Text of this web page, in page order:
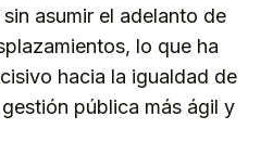
asumir el adelanto de
lo que ha
hacia la igualdad de
pública más ágil y